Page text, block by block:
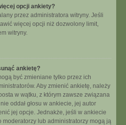
opcji ankiety?
przez administratora witryny. Jeśli
więcej opcji niż dozwolony limit,
witryny.
ankietę?
być zmieniane tylko przez ich
Aby zmienić ankietę, należy
w wątku, z którym zawsze związana
oddał głosu w ankiecie, jej autor
jej opcje. Jednakże, jeśli w ankiecie
moderatorzy lub administratorzy mogą ją